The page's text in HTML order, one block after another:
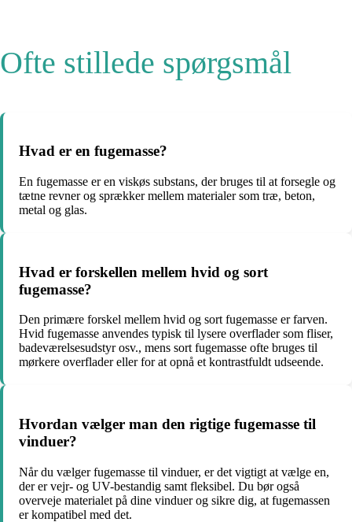
Ofte stillede spørgsmål
Hvad er en fugemasse?
En fugemasse er en viskøs substans, der bruges til at forsegle og
tætne revner og sprækker mellem materialer som træ, beton,
metal og glas.
Hvad er forskellen mellem hvid og sort
fugemasse?
Den primære forskel mellem hvid og sort fugemasse er farven.
Hvid fugemasse anvendes typisk til lysere overflader som fliser,
badeværelsesudstyr osv., mens sort fugemasse ofte bruges til
mørkere overflader eller for at opnå et kontrastfuldt udseende.
Hvordan vælger man den rigtige fugemasse til
vinduer?
Når du vælger fugemasse til vinduer, er det vigtigt at vælge en,
der er vejr- og UV-bestandig samt fleksibel. Du bør også
overveje materialet på dine vinduer og sikre dig, at fugemassen
er kompatibel med det.